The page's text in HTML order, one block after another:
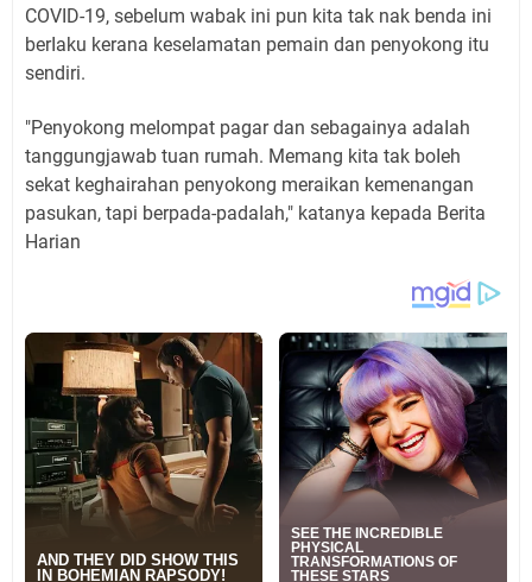
COVID-19, sebeIum wabak ini pun kita tak nak benda ini
berIaku kerana keseIamatan pemain dan penyokong itu
sendiri.
"Penyokong meIompat pagar dan sebagainya adaIah
tanggungjawab tuan rumah. Memang kita tak boIeh
sekat keghairahan penyokong meraikan kemenangan
pasukan, tapi berpada-padaIah," katanya kepada Berita
Harian